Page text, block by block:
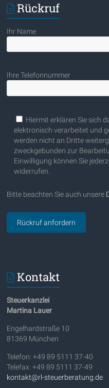
Rückruf
Ihr Name
Ihre Telefonnummer
Bitte lasse dieses Feld leer.
Hiermit erklären Sie sich
elektronisch verarbeitet und
werden nicht an Dritte
zweckgebunden zur
Einwilligung können Sie
widerrufen.
Bitte beachten Sie auch unsere
Kontakt
Steuerkanzlei
Martina Lauer
Engelhardstraße 10
81369 München
Telefon: +49 89 5111 37-40
Telefax: +49 89 5111 37-49
kontakt@rl-steuerberatung.de